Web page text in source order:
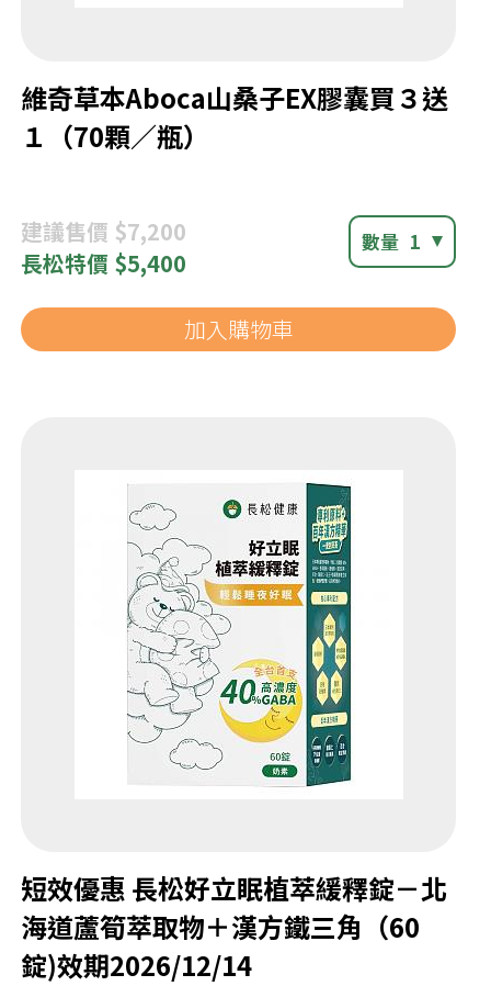
維奇草本Aboca山桑子EX膠囊買３送
１（70顆／瓶）
建議售價 $7,200
長松特價 $5,400
數量 1
加入購物車
短效優惠 長松好立眠植萃緩釋錠－北
海道蘆筍萃取物＋漢方鐵三角（60
錠)效期2026/12/14